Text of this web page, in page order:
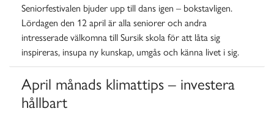
Seniorfestivalen bjuder upp till dans igen – bokstavligen.
Lördagen den 12 april är alla seniorer och andra
intresserade välkomna till Sursik skola för att låta sig
inspireras, insupa ny kunskap, umgås och känna livet i sig.
April månads klimattips – investera
hållbart